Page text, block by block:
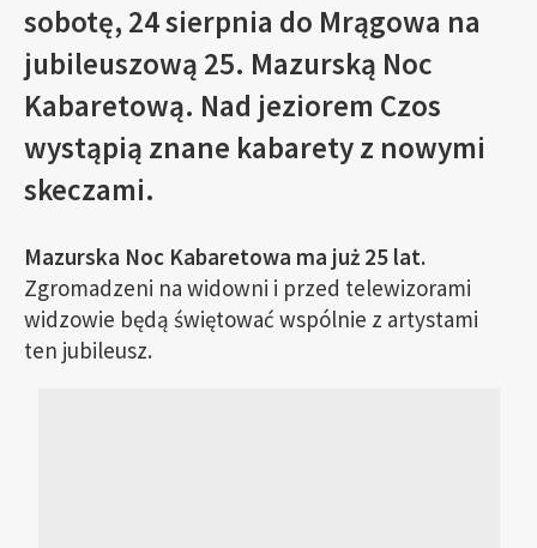
sobotę, 24 sierpnia do Mrągowa na
jubileuszową 25. Mazurską Noc
Kabaretową. Nad jeziorem Czos
wystąpią znane kabarety z nowymi
skeczami.
Mazurska Noc Kabaretowa ma już 25 lat.
Zgromadzeni na widowni i przed telewizorami
widzowie będą świętować wspólnie z artystami
ten jubileusz.